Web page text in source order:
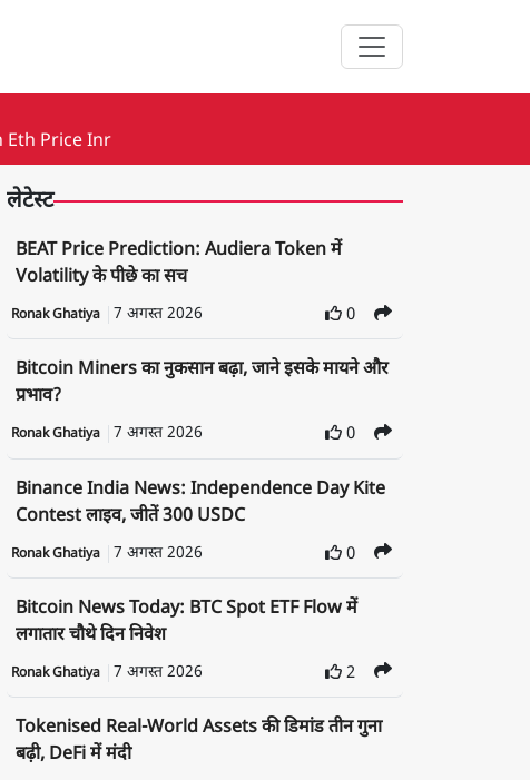
Eth Price Inr
लेटेस्ट
BEAT Price Prediction: Audiera Token में
Volatility के पीछे का सच
Ronak Ghatiya 7 अगस्त 2026 0
Bitcoin Miners का नुकसान बढ़ा, जाने इसके मायने और
प्रभाव?
Ronak Ghatiya 7 अगस्त 2026 0
Binance India News: Independence Day Kite
Contest लाइव, जीतें 300 USDC
Ronak Ghatiya 7 अगस्त 2026 0
Bitcoin News Today: BTC Spot ETF Flow में
लगातार चौथे दिन निवेश
Ronak Ghatiya 7 अगस्त 2026 2
Tokenised Real-World Assets की डिमांड तीन गुना
बढ़ी, DeFi में मंदी